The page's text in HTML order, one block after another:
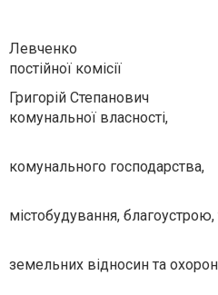
Левченко
постійної комісії
Григорій
комунальної власності,
комунального господарства,
містобудування, благоустрою,
і
земельних відносин та